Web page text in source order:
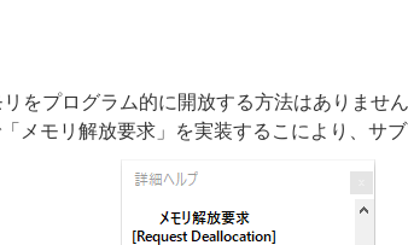
をプログラム的に開放する方法はありませ
メモリ解放要求」を実装するこにより、サブ